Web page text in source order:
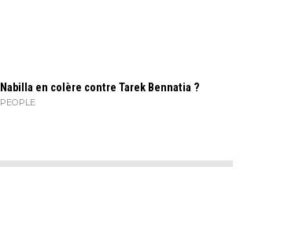
Nabilla en colère contre Tarek Bennatia ?
PEOPLE